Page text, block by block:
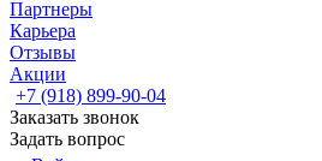
Партнеры
Карьера
Отзывы
Акции
+7 (918) 899-90-04
Заказать звонок
Задать вопрос